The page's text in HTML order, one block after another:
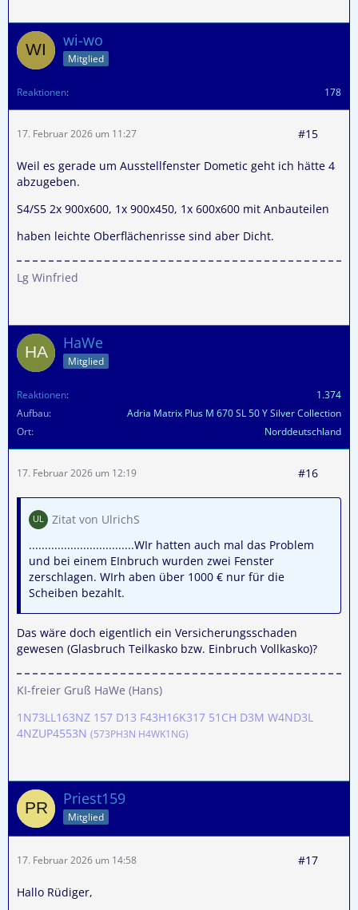
wi-wo
Mitglied
Reaktionen 178
17. Februar 2026 um 11:27 #15
Weil es gerade um Ausstellfenster Dometic geht ich hätte 4
abzugeben.
S4/S5 2x 900x600, 1x 900x450, 1x 600x600 mit Anbauteilen
haben leichte Oberflächenrisse sind aber Dicht.
Lg Winfried
HaWe
Mitglied
Reaktionen
1.374
Aufbau
Adria Matrix Plus M 670 SL 50 Y Silver Collection
Ort
Norddeutschland
17. Februar 2026 um 12:19 #16
Zitat von UlrichS
.................................WIr hatten auch mal das Problem
und bei einem EInbruch wurden zwei Fenster
zerschlagen. WIrh aben über 1000 € nur für die
Scheiben bezahlt.
Das wäre doch eigentlich ein Versicherungsschaden
gewesen (Glasbruch Teilkasko bzw. Einbruch Vollkasko)?
KI-freier Gruß HaWe (Hans)
1N73LL163NZ 157 D13 F43H16K317 51CH D3M W4ND3L
4NZUP4553N (573PH3N H4WK1NG)
Priest159
Mitglied
17. Februar 2026 um 14:58 #17
Hallo Rüdiger,